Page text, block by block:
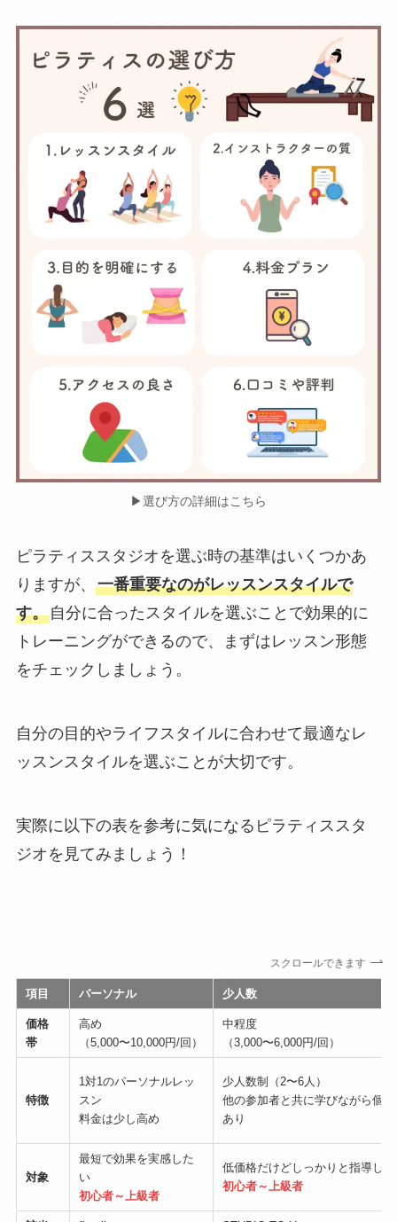
▶︎選び方の詳細はこちら
ピラティススタジオを選ぶ時の基準はいくつかあ
りますが、 一番重要なのがレッスンスタイルで
す。自分に合ったスタイルを選ぶことで効果的に
トレーニングができるので、まずはレッスン形態
をチェックしましょう。
自分の目的やライフスタイルに合わせて最適なレ
ッスンスタイルを選ぶことが大切です。
実際に以下の表を参考に気になるピラティススタ
ジオを見てみましょう！
スクロールできます
項目 パーソナル 少人数
価格
帯
高め
（5,000〜10,000円/回）
中程度
（3,000〜6,000円/回）
特徴
1対1のパーソナルレッ
スン
料金は少し高め
少人数制（2〜6人）
他の参加者と共に学びながら個
あり
対象
最短で効果を実感した
い
初心者～上級者
低価格だけどしっかりと指導し
初心者～上級者